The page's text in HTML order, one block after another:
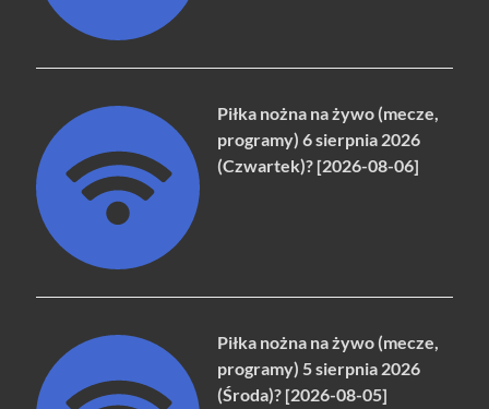
Piłka nożna na żywo (mecze,
programy) 6 sierpnia 2026
(Czwartek)? [2026-08-06]
Piłka nożna na żywo (mecze,
programy) 5 sierpnia 2026
(Środa)? [2026-08-05]